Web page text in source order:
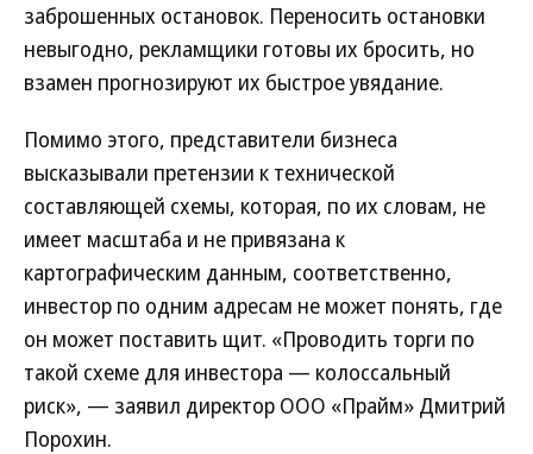
заброшенных остановок. Переносить остановки
невыгодно, рекламщики готовы их бросить, но
взамен прогнозируют их быстрое увядание.
Помимо этого, представители бизнеса
высказывали претензии к технической
составляющей схемы, которая, по их словам, не
имеет масштаба и не привязана к
картографическим данным, соответственно,
инвестор по одним адресам не может понять, где
он может поставить щит. «Проводить торги по
такой схеме для инвестора — колоссальный
риск», — заявил директор ООО «Прайм» Дмитрий
Порохин.